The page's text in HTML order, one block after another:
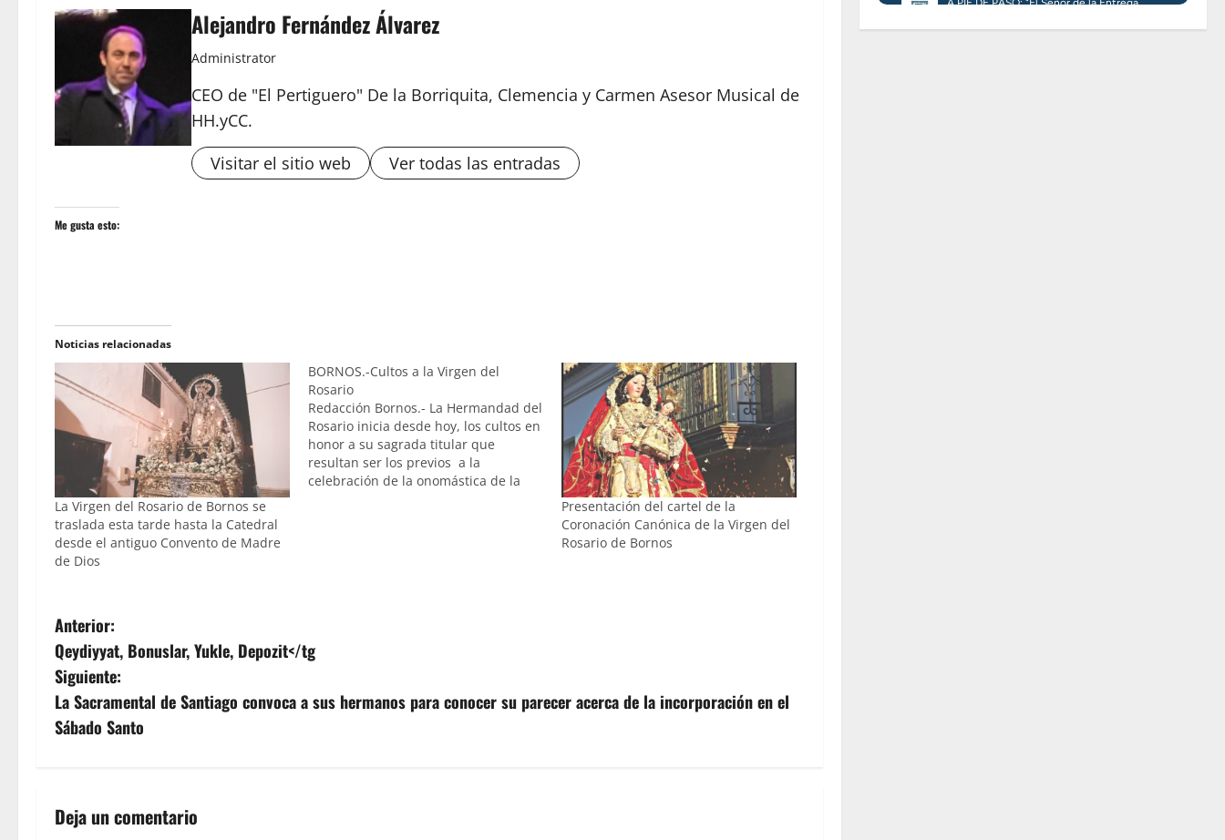
Alejandro Fernández Álvarez
Administrator
CEO de "El Pertiguero" De la Borriquita, Clemencia y Carmen Asesor Musical de
HH.yCC.
Visitar el sitio web
Ver todas las entradas
Me gusta esto:
Noticias relacionadas
La Virgen del Rosario de Bornos se
traslada esta tarde hasta la Catedral
desde el antiguo Convento de Madre
de Dios
BORNOS.-Cultos a la Virgen del
Rosario
Redacción Bornos.- La Hermandad del
Rosario inicia desde hoy, los cultos en
honor a su sagrada titular que
resultan ser los previos a la
celebración de la onomástica de la
Presentación del cartel de la
Coronación Canónica de la Virgen del
Rosario de Bornos
N
a
v
e
a
Anterior:
Qeydiyyat, Bonuslar, Yukle, Depozit</tg
Siguiente:
La Sacramental de Santiago convoca a sus hermanos para conocer su parecer acerca de la incorporación en el
Sábado Santo
Deja un comentario